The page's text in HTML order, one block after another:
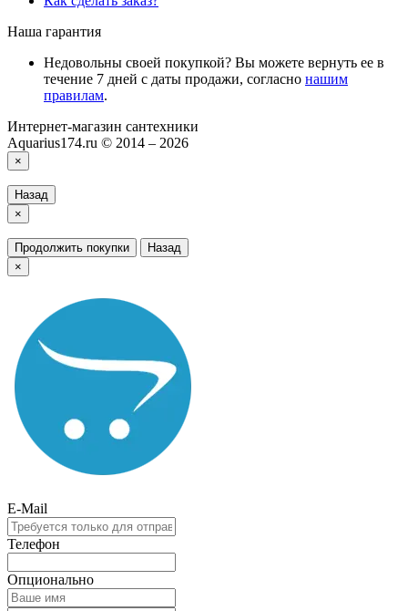
Наша гарантия
Недовольны своей покупкой? Вы можете вернуть ее в
течение 7 дней с даты продажи, согласно нашим
правилам.
Интернет-магазин сантехники
Aquarius174.ru © 2014 – 2026
×
Назад
×
Продолжить покупки
Назад
×
E-Mail
Телефон
Опционально